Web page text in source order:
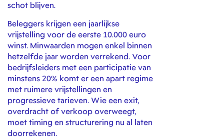
schot blijven.
Beleggers krijgen een jaarlijkse
vrijstelling voor de eerste 10.000 euro
winst. Minwaarden mogen enkel binnen
hetzelfde jaar worden verrekend. Voor
bedrijfsleiders met een participatie van
minstens 20% komt er een apart regime
met ruimere vrijstellingen en
progressieve tarieven. Wie een exit,
overdracht of verkoop overweegt,
moet timing en structurering nu al laten
doorrekenen.